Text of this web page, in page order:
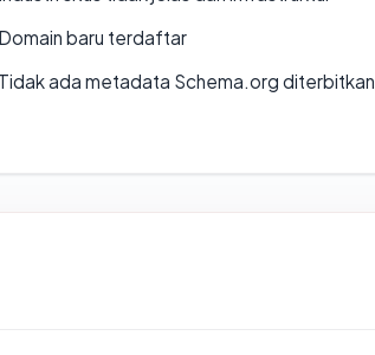
Domain baru terdaftar
Tidak ada metadata Schema.org diterbitkan